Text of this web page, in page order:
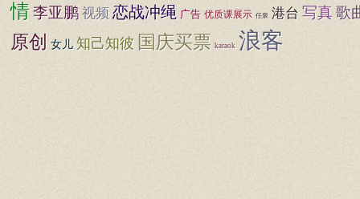
情李亚鹏 视频 恋战冲绳 广告 优质课展示 任泉 港台 写真歌
原创 女儿 知己知彼 国庆买票 karaok 浪客